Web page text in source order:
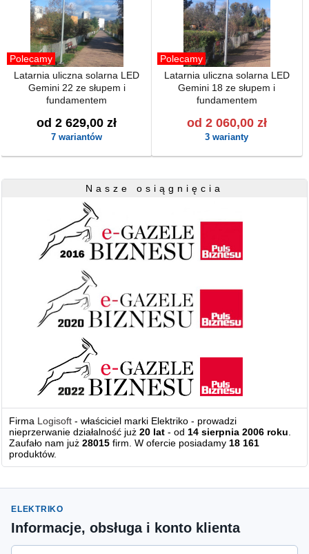
Polecamy
Latarnia uliczna solarna LED
Gemini 22 ze słupem i
fundamentem
od 2 629,00 zł
7 wariantów
Polecamy
Latarnia uliczna solarna LED
Gemini 18 ze słupem i
fundamentem
od 2 060,00 zł
3 warianty
Nasze osiągnięcia
Firma Logisoft - właściciel marki Elektriko - prowadzi
nieprzerwanie działalność już20 lat - od14 sierpnia 2006 roku.
Zaufało nam już28015 firm. W ofercie posiadamy18 161
produktów.
ELEKTRIKO
Informacje, obsługa i konto klienta